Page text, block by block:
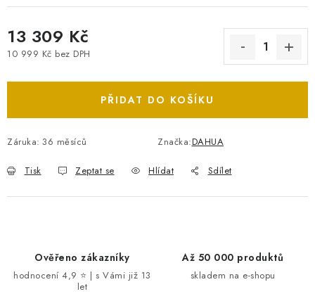
13 309 Kč
10 999 Kč bez DPH
PŘIDAT DO KOŠÍKU
Záruka: 36 měsíců Značka:DAHUA
Tisk Zeptat se Hlídat Sdílet
Ověřeno zákazníky
hodnocení 4,9 ⭐ | s Vámi již 13
let
Až 50 000 produktů
skladem na e-shopu